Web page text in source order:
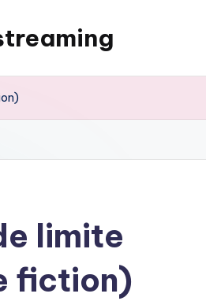
limite
fiction)